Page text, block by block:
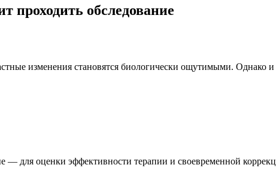
проходить обследование
изменения становятся биологически ощутимыми. Однако и
— для оценки эффективности терапии и своевременной